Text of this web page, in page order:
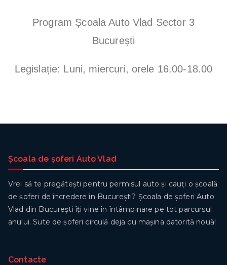
Program Școala Auto Vlad Sector 3
București
Legislație: Luni, miercuri, orele 16.00-18.00
Școala de șoferi Auto Vlad
Vrei să te pregătești pentru permisul auto și cauți o școală
de șoferi de încredere în București? Școala de șoferi Auto
Vlad din București îți vine în întâmpinare pe tot parcursul
anului. Sute de șoferi circulă deja cu mașina datorită nouă!
Contacte